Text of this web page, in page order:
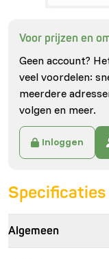
Voor prijzen en
Geen account?
veel voordelen:
meerdere
volgen en meer.
Inloggen
Specificaties
Algemeen